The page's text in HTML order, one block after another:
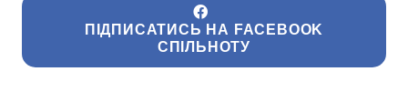
ПІДПИСАТИСЬ НА FACEBOOK
СПІЛЬНОТУ